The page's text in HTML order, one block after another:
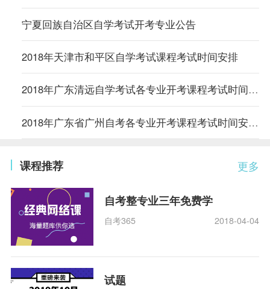
宁夏回族自治区自学考试开考专业公告
2018年天津市和平区自学考试课程考试时间安排
2018年广东清远自学考试各专业开考课程考试时间安排的通知
2018年广东省广州自考各专业开考课程考试时间安排的通知
更多
课程推荐
自考整专业三年免费学
自考365 2018-04-04
试题